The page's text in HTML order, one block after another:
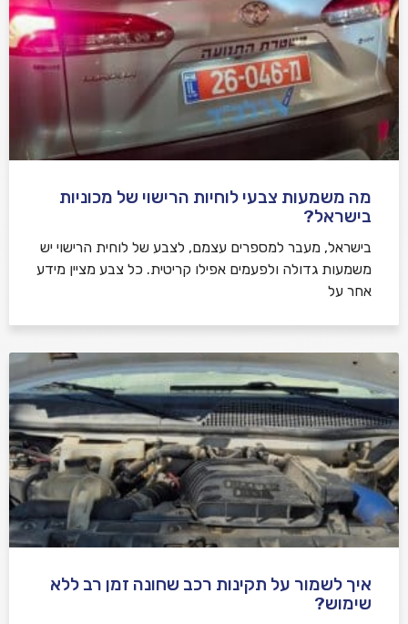
מה משמעות צבעי לוחיות הרישוי של מכוניות
בישראל?
בישראל, מעבר למספרים עצמם, לצבע של לוחית הרישוי יש
משמעות גדולה ולפעמים אפילו קריטית. כל צבע מציין מידע
אחר על
איך לשמור על תקינות רכב שחונה זמן רב ללא
שימוש?